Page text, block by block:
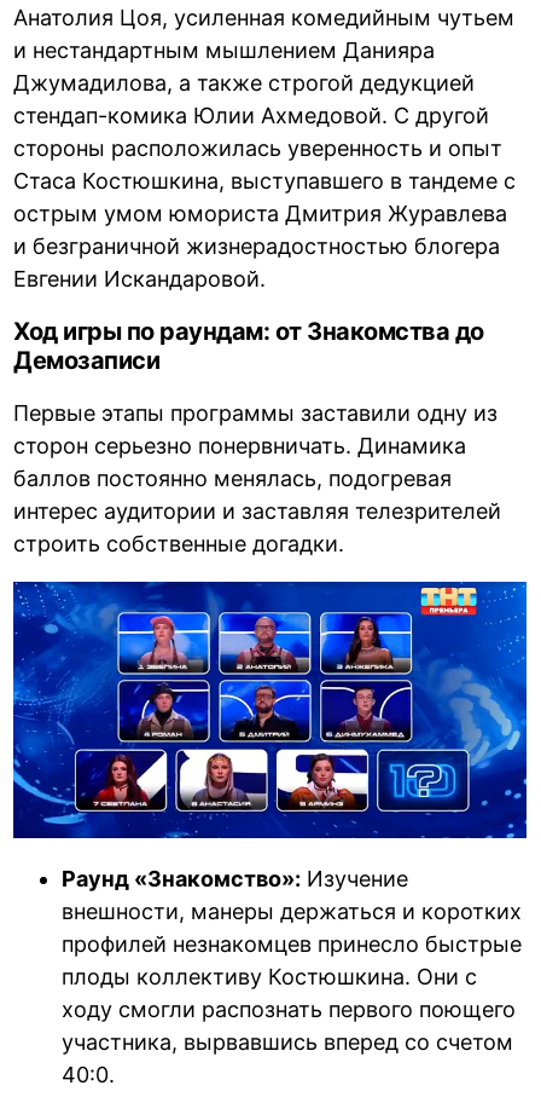
Анатолия Цоя, усиленная комедийным чутьем
и нестандартным мышлением Данияра
Джумадилова, а также строгой дедукцией
стендап-комика Юлии Ахмедовой. С другой
стороны расположилась уверенность и опыт
Стаса Костюшкина, выступавшего в тандеме с
острым умом юмориста Дмитрия Журавлева
и безграничной жизнерадостностью блогера
Евгении Искандаровой.
Ход игры по раундам: от Знакомства до
Демозаписи
Первые этапы программы заставили одну из
сторон серьезно понервничать. Динамика
баллов постоянно менялась, подогревая
интерес аудитории и заставляя телезрителей
строить собственные догадки.
Раунд «Знакомство»: Изучение
внешности, манеры держаться и коротких
профилей незнакомцев принесло быстрые
плоды коллективу Костюшкина. Они с
ходу смогли распознать первого поющего
участника, вырвавшись вперед со счетом
40:0.